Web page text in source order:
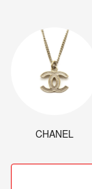
CHANEL